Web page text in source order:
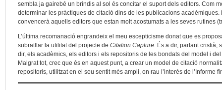
sembla ja gairebé un brindis al sol és concitar el suport dels editors. Com
determinar les pràctiques de citació dins de les publicacions
convencerà aquells editors que estan molt acostumats a les seves rutines
L’última recomanació engrandeix el meu escepticisme donat que es
subratllar la utilitat del projecte de Citation Capture. És a dir, parlant cristià,
dir, els acadèmics, els editors i els repositoris de les bondats del model i
Malgrat tot, crec que és en aquest punt, a crear un model de citació
repositoris, utilitzat en el seu sentit més ampli, on rau l’interès de l’Informe